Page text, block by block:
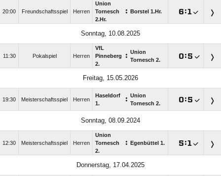
20:00 Freundschaftsspiel Herren
Union
Tornesch
2.Hr.
: Borstel 1.Hr. :
Sonntag, 10.08.2025
11:30 Pokalspiel Herren
VfL
Pinneberg
2.
: Union
Tornesch 2.
:
Freitag, 15.05.2026
19:30 Meisterschaftsspiel Herren
Haseldorf
1.
: Union
Tornesch 2.
:
Sonntag, 08.09.2024
12:30 Meisterschaftsspiel Herren
Union
Tornesch
2.
: Egenbüttel 1. :
Donnerstag, 17.04.2025